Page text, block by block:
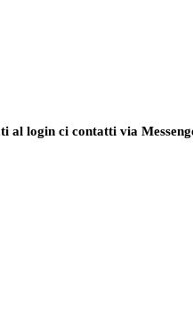
al login ci contatti via